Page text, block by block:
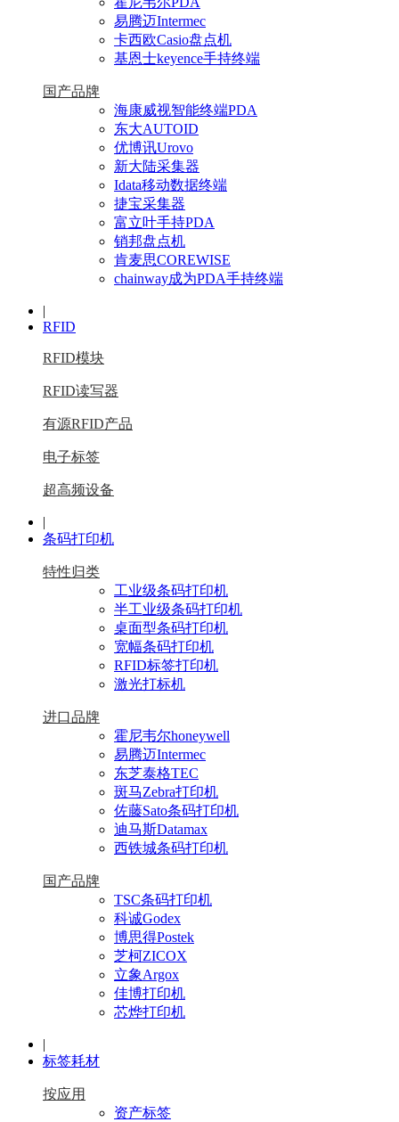
易腾迈Intermec
卡西欧Casio盘点机
基恩士keyence手持终端
国产品牌
海康威视智能终端PDA
东大AUTOID
优博讯Urovo
新大陆采集器
Idata移动数据终端
捷宝采集器
富立叶手持PDA
销邦盘点机
肯麦思COREWISE
chainway成为PDA手持终端
|
RFID
RFID模块
RFID读写器
有源RFID产品
电子标签
超高频设备
|
条码打印机
特性归类
工业级条码打印机
半工业级条码打印机
桌面型条码打印机
宽幅条码打印机
RFID标签打印机
激光打标机
进口品牌
霍尼韦尔honeywell
易腾迈Intermec
东芝泰格TEC
斑马Zebra打印机
佐藤Sato条码打印机
迪马斯Datamax
西铁城条码打印机
国产品牌
TSC条码打印机
科诚Godex
博思得Postek
芝柯ZICOX
立象Argox
佳博打印机
芯烨打印机
|
标签耗材
按应用
资产标签